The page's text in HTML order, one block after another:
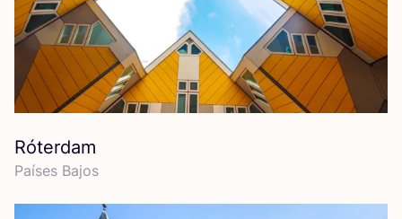
Róterdam
Paí­ses Bajos